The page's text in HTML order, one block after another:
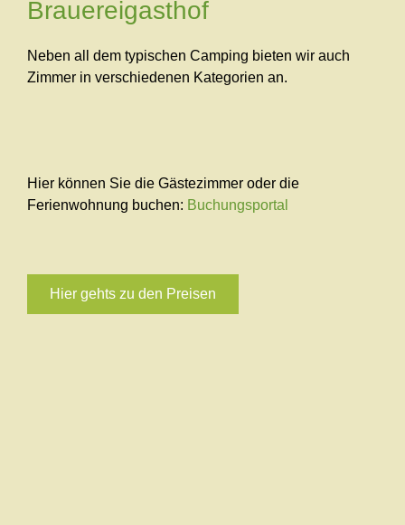
Brauereigasthof
Neben all dem typischen Camping bieten wir auch
Zimmer in verschiedenen Kategorien an.
Hier können Sie die Gästezimmer oder die
Ferienwohnung buchen: Buchungsportal
Hier gehts zu den Preisen